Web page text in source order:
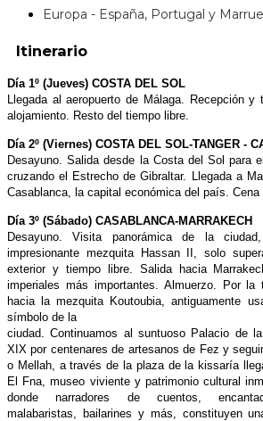
Europa - España, Portugal y
Itinerario
Día 1º (Jueves) COSTA DEL SOL
Llegada al aeropuerto de Málaga. Recepción
alojamiento. Resto del tiempo libre.
Día 2º (Viernes) COSTA DEL SOL-TANGER -
Desayuno. Salida desde la Costa del Sol para
cruzando el Estrecho de Gibraltar. Llegada a
Casablanca, la capital económica del país. Cena
Día 3º (Sábado) CASABLANCA-MARRAKECH
Desayuno. Visita panorámica de la
impresionante mezquita Hassan II, solo
exterior y tiempo libre. Salida hacia
imperiales más importantes. Almuerzo. Por
hacia la mezquita Koutoubia, antiguamente
símbolo de la
ciudad. Continuamos al suntuoso Palacio de
XIX por centenares de artesanos de Fez y
o Mellah, a través de la plaza de la kissaría
El Fna, museo viviente y patrimonio cultural
donde narradores de cuentos,
malabaristas, bailarines y más, constituyen